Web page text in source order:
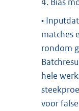
•
matches
rondom
hele
voor